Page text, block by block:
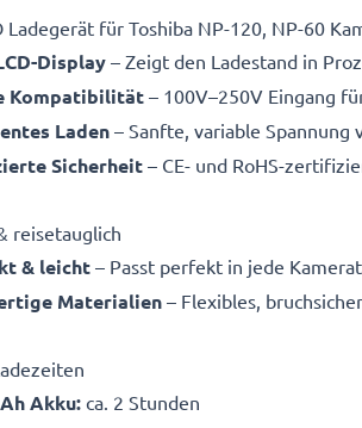
Ladegerät für Toshiba NP-120, NP-60
Display – Zeigt den Ladestand in
Kompatibilität – 100V–250V Eingang
Laden – Sanfte, variable Spannung
Sicherheit– CE- und RoHS-
reisetauglich
& leicht– Passt perfekt in jede
Materialien– Flexibles,
Akku: ca. 2 Stunden